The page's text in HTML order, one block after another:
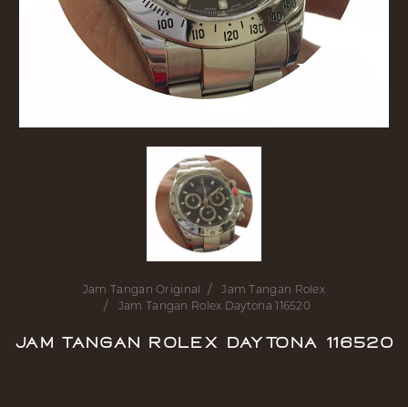
Jam Tangan Original
Jam Tangan Rolex
Jam Tangan Rolex Daytona 116520
Jam Tangan Rolex Daytona 116520